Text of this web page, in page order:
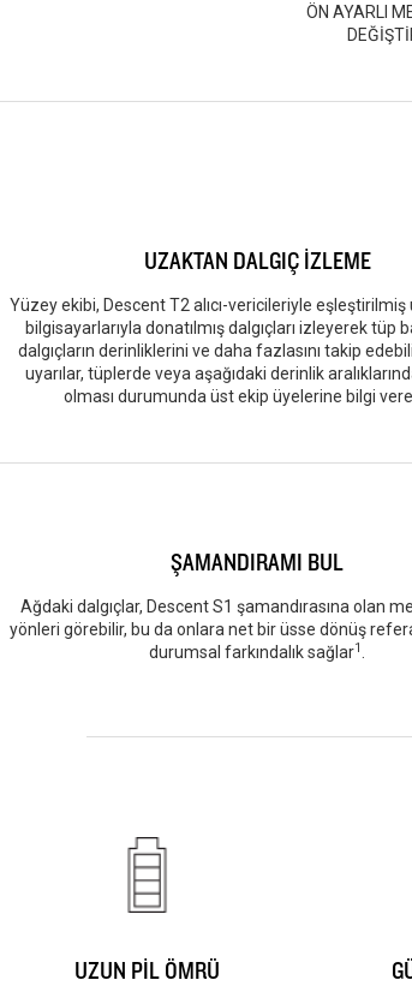
ÖN AYARLI
UZAKTAN DALGIÇ İZLEME
Yüzey ekibi, Descent T2 alıcı-vericileriyle eşleştirilmiş
bilgisayarlarıyla donatılmış dalgıçları izleyerek tüp
dalgıçların derinliklerini ve daha fazlasını takip
uyarılar, tüplerde veya aşağıdaki derinlik
olması durumunda üst ekip üyelerine bilgi
ŞAMANDIRAMI BUL
Ağdaki dalgıçlar, Descent S1 şamandırasına olan
yönleri görebilir, bu da onlara net bir üsse dönüş
durumsal farkındalık sağlar1
UZUN PİL ÖMRÜ